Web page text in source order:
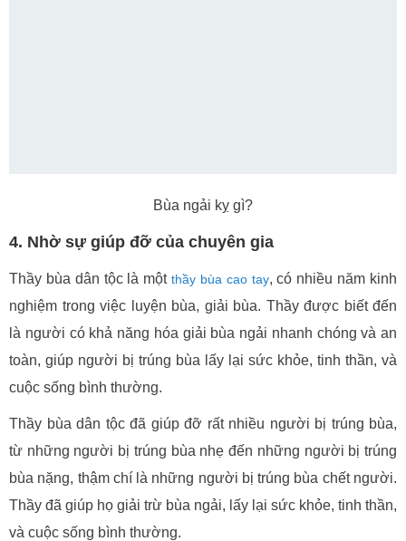
Bùa ngải kỵ gì?
4. Nhờ sự giúp đỡ của chuyên gia
Thầy bùa dân tộc là mộtthầy bùa cao tay, có nhiều năm kinh
nghiệm trong việc luyện bùa, giải bùa. Thầy được biết đến
là người có khả năng hóa giải bùa ngải nhanh chóng và an
toàn, giúp người bị trúng bùa lấy lại sức khỏe, tinh thần, và
cuộc sống bình thường.
Thầy bùa dân tộc đã giúp đỡ rất nhiều người bị trúng bùa,
từ những người bị trúng bùa nhẹ đến những người bị trúng
bùa nặng, thậm chí là những người bị trúng bùa chết người.
Thầy đã giúp họ giải trừ bùa ngải, lấy lại sức khỏe, tinh thần,
và cuộc sống bình thường.